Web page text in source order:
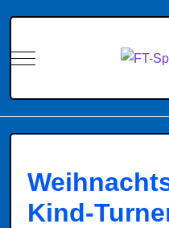
Mobile Menu Toggle
Kind-